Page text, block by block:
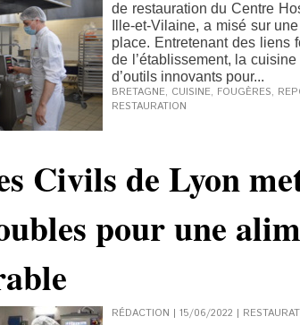
de restauration du Centre
Ille-et-Vilaine, a misé sur
place. Entretenant des liens
de l’établissement, la
d’outils innovants pour...
BRETAGNE, CUISINE, FOUGÈRES,
RESTAURATION
Civils de Lyon
pour une
RÉDACTION | 15/06/2022 |